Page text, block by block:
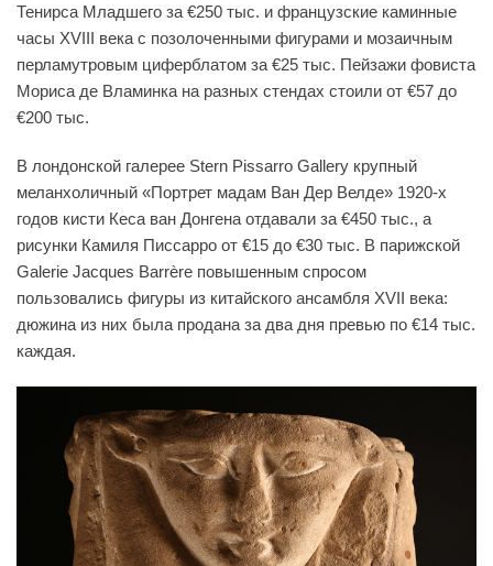
Тенирса Младшего за €250 тыс. и французские каминные
часы XVIII века с позолоченными фигурами и мозаичным
перламутровым циферблатом за €25 тыс. Пейзажи фовиста
Мориса де Вламинка на разных стендах стоили от €57 до
€200 тыс.
В лондонской галерее Stern Pissarro Gallery крупный
меланхоличный «Портрет мадам Ван Дер Велде» 1920-х
годов кисти Кеса ван Донгена отдавали за €450 тыс., а
рисунки Камиля Писсарро от €15 до €30 тыс. В парижской
Galerie Jacques Barrère повышенным спросом
пользовались фигуры из китайского ансамбля XVII века:
дюжина из них была продана за два дня превью по €14 тыс.
каждая.